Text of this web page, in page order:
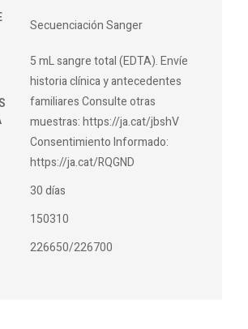
Secuenciación Sanger
5 mL sangre total (EDTA). Envíe
historia clínica y antecedentes
familiares Consulte otras
muestras: https://ja.cat/jbshV
Consentimiento Informado:
https://ja.cat/RQGND
30 días
150310
226650/226700